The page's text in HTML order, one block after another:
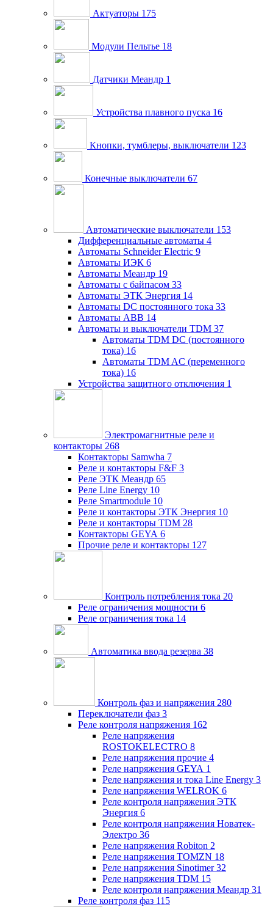
Актуаторы 175
Модули Пельтье 18
Датчики Меандр 1
Устройства плавного пуска 16
Кнопки, тумблеры, выключатели 123
Конечные выключатели 67
Автоматические выключатели 153
Дифференциальные автоматы 4
Автоматы Schneider Electric 9
Автоматы ИЭК 6
Автоматы Меандр 19
Автоматы с байпасом 33
Автоматы ЭТК Энергия 14
Автоматы DC постоянного тока 33
Автоматы ABB 14
Автоматы и выключатели TDM 37
Автоматы TDM DC (постоянного
тока) 16
Автоматы TDM AC (переменного
тока) 16
Устройства защитного отключения 1
Электромагнитные реле и
контакторы 268
Контакторы Samwha 7
Реле и контакторы F&F 3
Реле ЭТК Меандр 65
Реле Line Energy 10
Реле Smartmodule 10
Реле и контакторы ЭТК Энергия 10
Реле и контакторы TDM 28
Контакторы GEYA 6
Прочие реле и контакторы 127
Контроль потребления тока 20
Реле ограничения мощности 6
Реле ограничения тока 14
Автоматика ввода резерва 38
Контроль фаз и напряжения 280
Переключатели фаз 3
Реле контроля напряжения 162
Реле напряжения
ROSTOKELECTRO 8
Реле напряжения прочие 4
Реле напряжения GEYA 1
Реле напряжения и тока Line Energy 3
Реле напряжения WELROK 6
Реле контроля напряжения ЭТК
Энергия 6
Реле контроля напряжения Новатек-
Электро 36
Реле напряжения Robiton 2
Реле напряжения TOMZN 18
Реле напряжения Sinotimer 32
Реле напряжения TDM 15
Реле контроля напряжения Меандр 31
Реле контроля фаз 115